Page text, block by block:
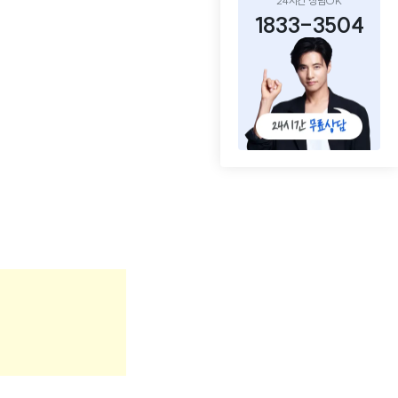
1833-3504